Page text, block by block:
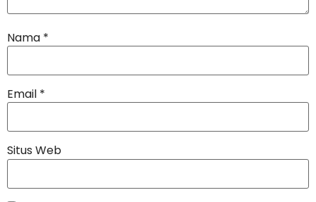
Nama *
Email *
Situs Web